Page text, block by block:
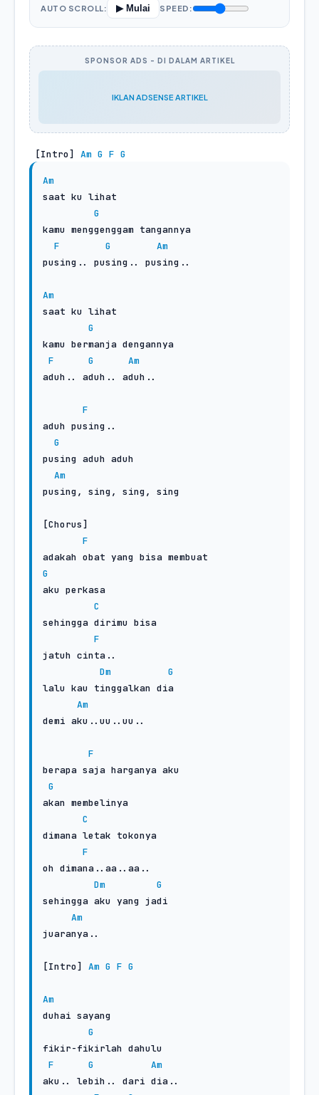
AUTO SCROLL: ▶ Mulai SPEED:
SPONSOR ADS - DI DALAM ARTIKEL
IKLAN ADSENSE ARTIKEL
[Intro] Am G F G
Am
saat ku lihat
G
kamu menggenggam tangannya
F
G
Am
pusing.. pusing.. pusing..
Am
saat ku lihat
G
kamu bermanja dengannya
F
G
Am
aduh.. aduh.. aduh..
F
aduh pusing..
G
pusing aduh aduh
Am
pusing, sing, sing, sing
[Chorus]
F
G
aku perkasa
C
sehingga dirimu bisa
F
jatuh cinta..
Dm
G
lalu kau tinggalkan dia
Am
demi aku..uu..uu..
F
berapa saja harganya aku
G
akan membelinya
C
dimana letak tokonya
F
oh dimana..aa..aa..
Dm
G
sehingga aku yang jadi
Am
juaranya..
[Intro] Am G F G
Am
duhai sayang
G
fikir-fikirlah dahulu
F
G
Am
aku.. lebih.. dari dia..